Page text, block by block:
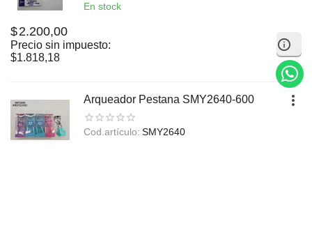
En stock
$2.200,00
Precio sin impuesto:
$1.818,18
Arqueador Pestana SMY2640-600
Cod.artículo: SMY2640